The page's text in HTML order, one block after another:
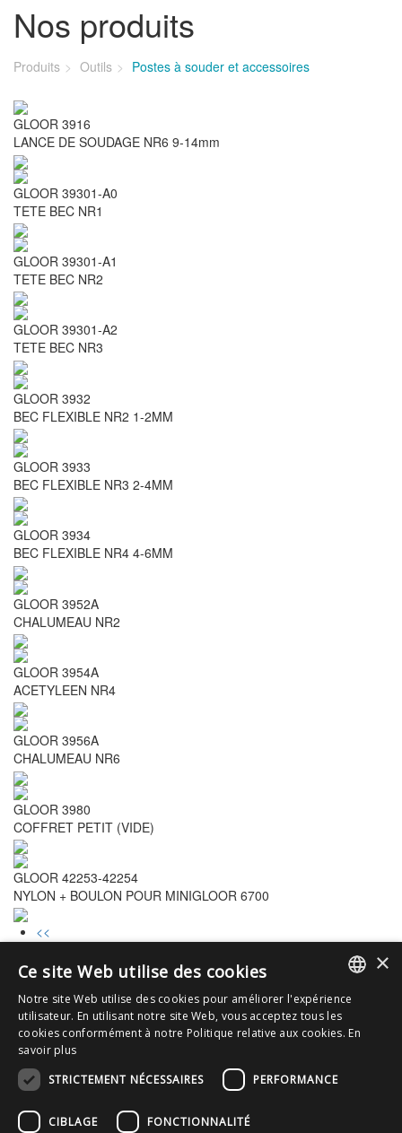
Nos produits
Produits Outils Postes à souder et accessoires
GLOOR 3916
LANCE DE SOUDAGE NR6 9-14mm
GLOOR 39301-A0
TETE BEC NR1
GLOOR 39301-A1
TETE BEC NR2
GLOOR 39301-A2
TETE BEC NR3
GLOOR 3932
BEC FLEXIBLE NR2 1-2MM
GLOOR 3933
BEC FLEXIBLE NR3 2-4MM
GLOOR 3934
BEC FLEXIBLE NR4 4-6MM
GLOOR 3952A
CHALUMEAU NR2
GLOOR 3954A
ACETYLEEN NR4
GLOOR 3956A
CHALUMEAU NR6
GLOOR 3980
COFFRET PETIT (VIDE)
GLOOR 42253-42254
NYLON + BOULON POUR MINIGLOOR 6700
<<
3
5
6
7
>
>>
info@gaf.be
DUTCH
FRENCH
×
Ce site Web utilise des cookies
Notre site Web utilise des cookies pour améliorer l'expérience
utilisateur. En utilisant notre site Web, vous acceptez tous les
cookies conformément à notre Politique relative aux cookies. En
savoir plus
STRICTEMENT NÉCESSAIRES
PERFORMANCE
CIBLAGE FONCTIONNALITÉ